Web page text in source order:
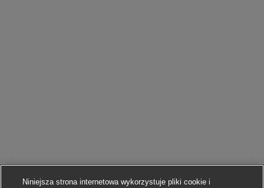
Niniejsza strona internetowa wykorzystuje pliki cookie i